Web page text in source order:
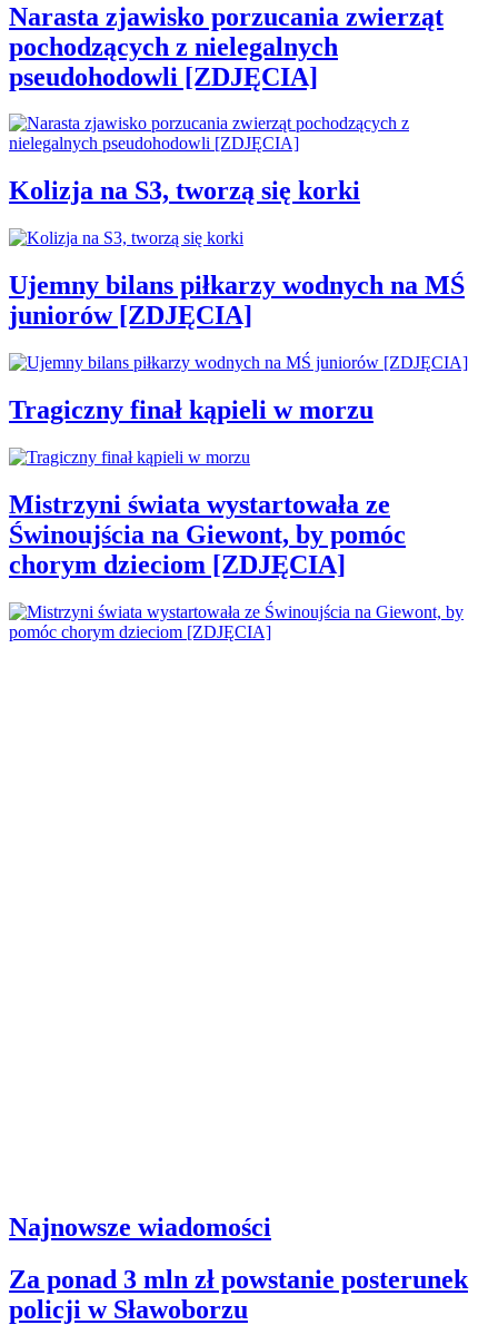
Narasta zjawisko porzucania zwierząt
pochodzących z nielegalnych
pseudohodowli [ZDJĘCIA]
Kolizja na S3, tworzą się korki
Ujemny bilans piłkarzy wodnych na MŚ
juniorów [ZDJĘCIA]
Tragiczny finał kąpieli w morzu
Mistrzyni świata wystartowała ze
Świnoujścia na Giewont, by pomóc
chorym dzieciom [ZDJĘCIA]
Najnowsze wiadomości
Za ponad 3 mln zł powstanie posterunek
policji w Sławoborzu